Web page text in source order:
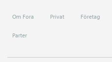
Om Fora Privat Företag
Parter